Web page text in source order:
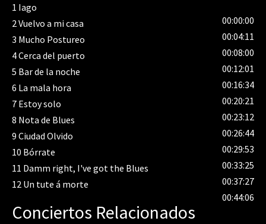
1 Iago
00:00:00
2Vuelvo a mi casa
00:04:11
3 Mucho Postureo
00:08:00
4Cerca del puerto
00:12:01
5 Bar de la noche
00:16:34
6 La mala hora
00:20:21
7 Estoy solo
00:23:12
8 Nota de Blues
00:26:44
9 Ciudad Olvido
00:29:53
10 Bórrate
00:33:25
11 Damm right, I've got the Blues
00:37:27
12 Un tute á morte
00:44:06
Conciertos Relacionados